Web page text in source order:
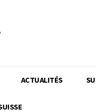
ACTUALITÉS